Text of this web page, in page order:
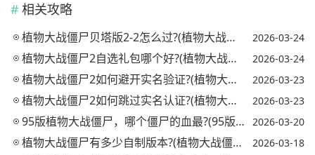
相关攻略
植物大战僵尸贝塔版2-2怎么过?(植物大战僵尸贝塔版2-2攻略) 2026-03-24
植物大战僵尸2自选礼包哪个好?(植物大战僵尸2买哪个礼包好) 2026-03-24
植物大战僵尸2如何避开实名验证?(植物大战僵尸2怎么避开实名) 2026-03-23
植物大战僵尸2如何跳过实名认证?(植物大战僵尸2如何跳过实名认证进入) 2026-03-23
95版植物大战僵尸，哪个僵尸的血最?(95版植物大战僵尸最强僵尸) 2026-03-20
植物大战僵尸有多少自制版本?(植物大战僵尸玩家自制版本有哪些) 2026-03-18